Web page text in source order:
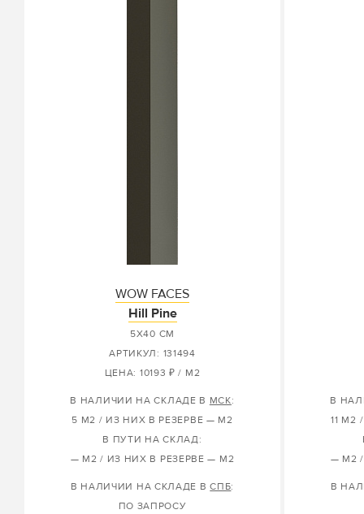
WOW FACES
Hill Pine
5X40 СМ
АРТИКУЛ: 131494
ЦЕНА: 10193 ₽ / М2
В НАЛИЧИИ НА СКЛАДЕ В МСК:
5 М2 / ИЗ НИХ В РЕЗЕРВЕ — М2
В ПУТИ НА СКЛАД:
— М2 / ИЗ НИХ В РЕЗЕРВЕ — М2
В НАЛИЧИИ НА СКЛАДЕ ВСПБ:
ПО ЗАПРОСУ
В
11 М2
— М2
В